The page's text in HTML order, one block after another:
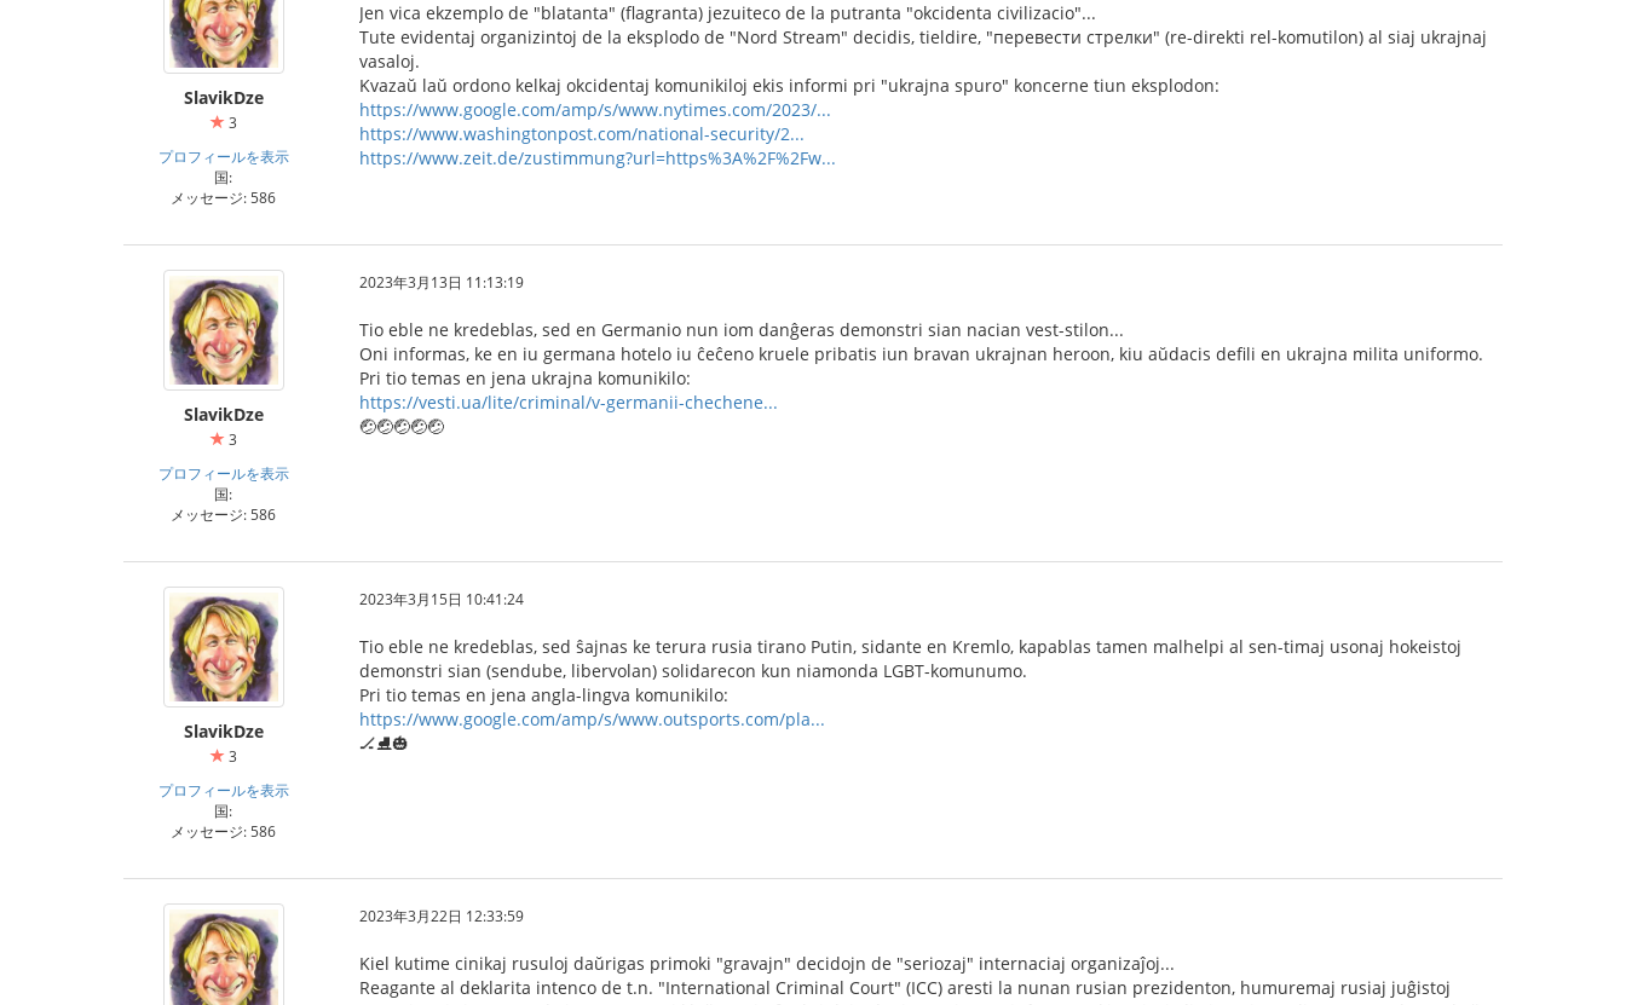
SlavikDze
3
プロフィールを表示
国:
メッセージ: 586
Jen vica ekzemplo de "blatanta" (flagranta) jezuiteco de la putranta "okcidenta civilizacio"...
Tute evidentaj organizintoj de la eksplodo de "Nord Stream" decidis, tieldire, "перевести стрелки" (re-direkti rel-komutilon) al siaj ukrajnaj
vasaloj.
Kvazaŭ laŭ ordono kelkaj okcidentaj komunikiloj ekis informi pri "ukrajna spuro" koncerne tiun eksplodon:
https://www.google.com/amp/s/www.nytimes.com/2023/...
https://www.washingtonpost.com/national-security/2...
https://www.zeit.de/zustimmung?url=https%3A%2F%2Fw...
SlavikDze
3
プロフィールを表示
国:
メッセージ: 586
2023年3月13日 11:13:19
Tio eble ne kredeblas, sed en Germanio nun iom danĝeras demonstri sian nacian vest-stilon...
Oni informas, ke en iu germana hotelo iu ĉeĉeno kruele pribatis iun bravan ukrajnan heroon, kiu aŭdacis defili en ukrajna milita uniformo.
Pri tio temas en jena ukrajna komunikilo:
https://vesti.ua/lite/criminal/v-germanii-chechene...
🤕🤕🤕🤕🤕
SlavikDze
3
プロフィールを表示
国:
メッセージ: 586
2023年3月15日 10:41:24
Tio eble ne kredeblas, sed ŝajnas ke terura rusia tirano Putin, sidante en Kremlo, kapablas tamen malhelpi al sen-timaj usonaj hokeistoj
demonstri sian (sendube, libervolan) solidarecon kun niamonda LGBT-komunumo.
Pri tio temas en jena angla-lingva komunikilo:
https://www.google.com/amp/s/www.outsports.com/pla...
🏒⛸️🎃
2023年3月22日 12:33:59
Kiel kutime cinikaj rusuloj daŭrigas primoki "gravajn" decidojn de "seriozaj" internaciaj organizaĵoj...
Reagante al deklarita intenco de t.n. "International Criminal Court" (ICC) aresti la nunan rusian prezidenton, humuremaj rusiaj juĝistoj